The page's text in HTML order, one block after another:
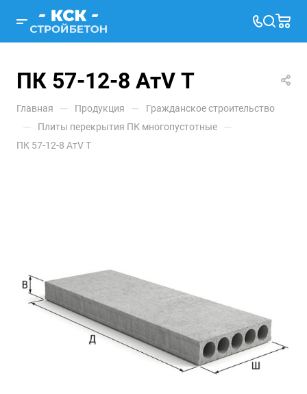
ПК 57-12-8 АтV Т
Главная — Продукция — Гражданское строительство
— Плиты перекрытия ПК многопустотные —
ПК 57-12-8 АтV Т